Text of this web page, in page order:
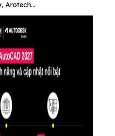
Arotech...